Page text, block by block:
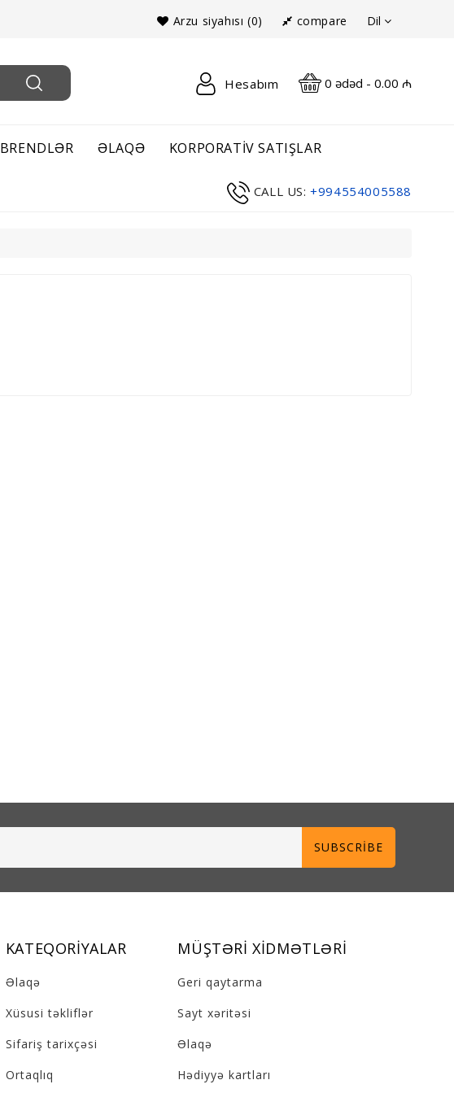
Arzu siyahısı (0) compare Dil
Hesabım 0 ədəd - 0.00 ₼
BRENDLƏR ƏLAQƏ KORPORATIV SATIŞLAR
CALL US: +994554005588
SUBSCRIBE
KATEQORIYALAR
Əlaqə
Xüsusi təkliflər
Sifariş tarixçəsi
Ortaqlıq
MÜŞTƏRI XIDMƏTLƏRI
Geri qaytarma
Sayt xəritəsi
Əlaqə
Hədiyyə kartları